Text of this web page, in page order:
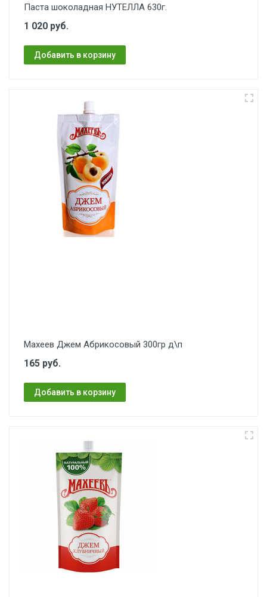
Паста шоколадная НУТЕЛЛА 630г.
1 020 руб.
Добавить в корзину
Махеев Джем Абрикосовый 300гр д\п
165 руб.
Добавить в корзину